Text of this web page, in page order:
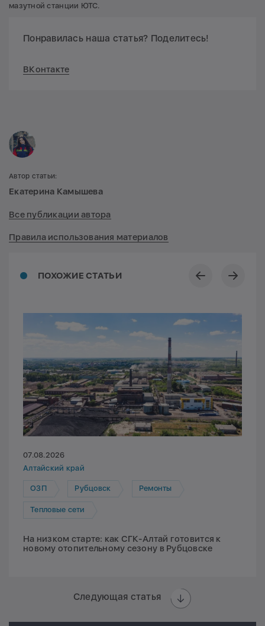
мазутной станции ЮТС.
Понравилась наша статья? Поделитесь!
ВКонтакте
ПОХОЖИЕ СТАТЬИ
07.08.2026
Алтайский край
ОЗП Рубцовск Ремонты
Тепловые сети
На низком старте: как СГК-Алтай готовится к
новому отопительному сезону в Рубцовске
Следующая статья
Автор статьи:
Екатерина Камышева
Все публикации автора
Правила использования материалов